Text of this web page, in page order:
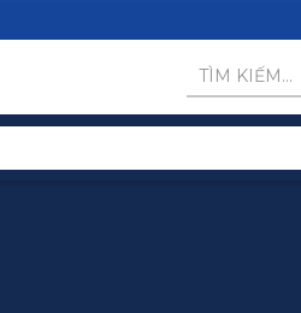
Tìm